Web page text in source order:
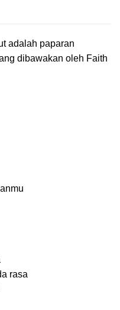
adalah paparan
dibawakan oleh Faith
rasa